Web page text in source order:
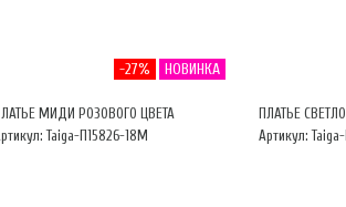
-27% НОВИНКА
МИДИ РОЗОВОГО ЦВЕТА
Taiga-П15826-18М
ПЛАТЬЕ
Артикул: